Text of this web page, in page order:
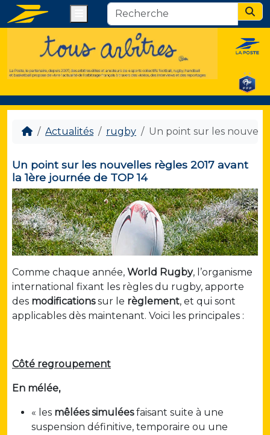
Actualités rugby Un point sur les
Un point sur les nouvelles règles 2017 avant
la 1ère journée de TOP 14
Comme chaque année, World Rugby, l’organisme
international fixant les règles du rugby, apporte
des modificationssur le règlement, et qui sont
applicables dès maintenant. Voici les principales :
Côté regroupement
En mélée,
« les mêlées simuléesfaisant suite à une
suspension définitive, temporaire ou une